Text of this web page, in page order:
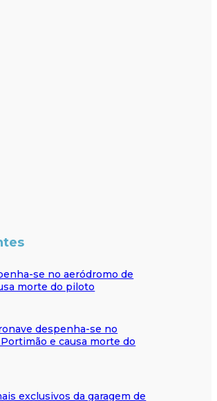
se no aeródromo de
morte do piloto
despenha-se no
e causa morte do
exclusivos da garagem de